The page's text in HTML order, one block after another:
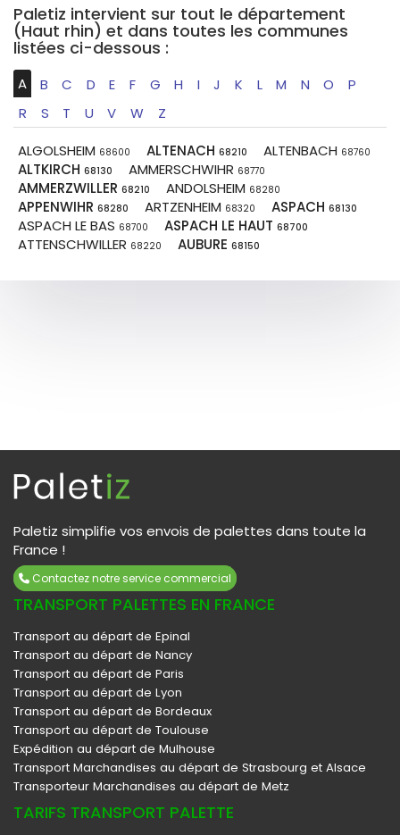
Paletiz intervient sur tout le département
(Haut rhin) et dans toutes les communes
listées ci-dessous :
A B C D E F G H I J K L M N O
P
R
S T U V W
Z
ALGOLSHEIM 68600 ALTENACH 68210 ALTENBACH 68760
ALTKIRCH 68130 AMMERSCHWIHR 68770
AMMERZWILLER 68210 ANDOLSHEIM 68280
APPENWIHR 68280 ARTZENHEIM 68320 ASPACH 68130
ASPACH LE BAS 68700 ASPACH LE HAUT 68700
ATTENSCHWILLER 68220 AUBURE 68150
Paletiz simplifie vos envois de palettes dans toute la
France !
Contactez notre service commercial
TRANSPORT PALETTES EN FRANCE
Transport au départ de Epinal
Transport au départ de Nancy
Transport au départ de Paris
Transport au départ de Lyon
Transport au départ de Bordeaux
Transport au départ de Toulouse
Expédition au départ de Mulhouse
Transport Marchandises au départ de Strasbourg et Alsace
Transporteur Marchandises au départ de Metz
TARIFS TRANSPORT PALETTE